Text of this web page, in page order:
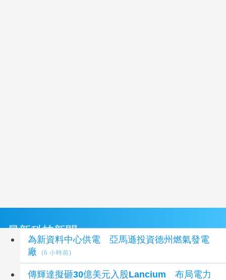
最新科技新聞
為新資料中心供電 亞馬遜投資德州燃氣發電
廠
(6 小時前)
傳輝達擬砸30億美元入股Lancium 布局電力